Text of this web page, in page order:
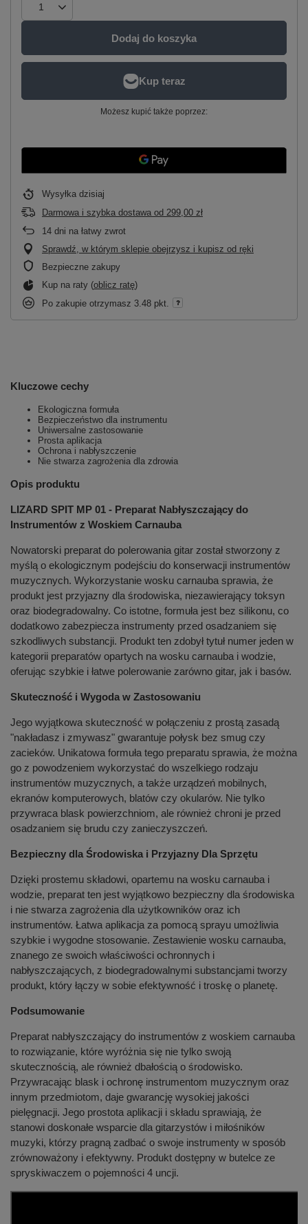
Dodaj do koszyka
Możesz kupić także poprzez:
Wysyłka dzisiaj
Darmowa i szybka dostawa od 299,00 zł
14 dni na łatwy zwrot
Sprawdź, w którym sklepie obejrzysz i kupisz od ręki
Bezpieczne zakupy
Kup na raty (oblicz ratę)
Po zakupie otrzymasz 3.48 pkt.
Kluczowe cechy
Ekologiczna formuła
Bezpieczeństwo dla instrumentu
Uniwersalne zastosowanie
Prosta aplikacja
Ochrona i nabłyszczenie
Nie stwarza zagrożenia dla zdrowia
Opis produktu
LIZARD SPIT MP 01 - Preparat Nabłyszczający do
Instrumentów z Woskiem Carnauba
Nowatorski preparat do polerowania gitar został stworzony z
myślą o ekologicznym podejściu do konserwacji instrumentów
muzycznych. Wykorzystanie wosku carnauba sprawia, że
produkt jest przyjazny dla środowiska, niezawierający toksyn
oraz biodegradowalny. Co istotne, formuła jest bez silikonu, co
dodatkowo zabezpiecza instrumenty przed osadzaniem się
szkodliwych substancji. Produkt ten zdobył tytuł numer jeden w
kategorii preparatów opartych na wosku carnauba i wodzie,
oferując szybkie i łatwe polerowanie zarówno gitar, jak i basów.
Skuteczność i Wygoda w Zastosowaniu
Jego wyjątkowa skuteczność w połączeniu z prostą zasadą
"nakładasz i zmywasz" gwarantuje połysk bez smug czy
zacieków. Unikatowa formuła tego preparatu sprawia, że można
go z powodzeniem wykorzystać do wszelkiego rodzaju
instrumentów muzycznych, a także urządzeń mobilnych,
ekranów komputerowych, blatów czy okularów. Nie tylko
przywraca blask powierzchniom, ale również chroni je przed
osadzaniem się brudu czy zanieczyszczeń.
Bezpieczny dla Środowiska i Przyjazny Dla Sprzętu
Dzięki prostemu składowi, opartemu na wosku carnauba i
wodzie, preparat ten jest wyjątkowo bezpieczny dla środowiska
i nie stwarza zagrożenia dla użytkowników oraz ich
instrumentów. Łatwa aplikacja za pomocą sprayu umożliwia
szybkie i wygodne stosowanie. Zestawienie wosku carnauba,
znanego ze swoich właściwości ochronnych i
nabłyszczających, z biodegradowalnymi substancjami tworzy
produkt, który łączy w sobie efektywność i troskę o planetę.
Podsumowanie
Preparat nabłyszczający do instrumentów z woskiem carnauba
to rozwiązanie, które wyróżnia się nie tylko swoją
skutecznością, ale również dbałością o środowisko.
Przywracając blask i ochronę instrumentom muzycznym oraz
innym przedmiotom, daje gwarancję wysokiej jakości
pielęgnacji. Jego prostota aplikacji i składu sprawiają, że
stanowi doskonałe wsparcie dla gitarzystów i miłośników
muzyki, którzy pragną zadbać o swoje instrumenty w sposób
zrównoważony i efektywny. Produkt dostępny w butelce ze
spryskiwaczem o pojemności 4 uncji.